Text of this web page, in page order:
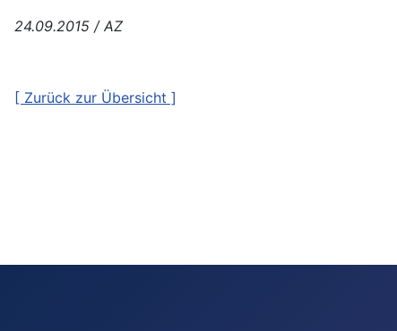
24.09.2015 / AZ
[ Zurück zur Übersicht ]